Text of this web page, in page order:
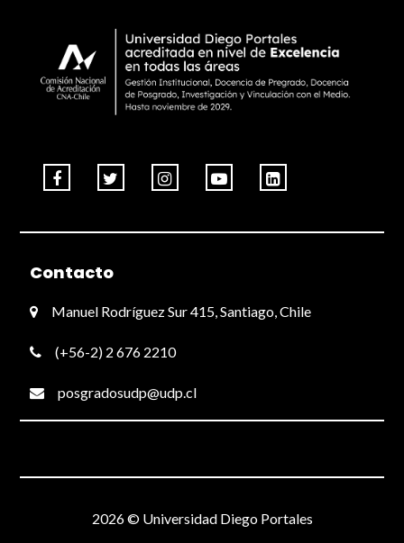
Contacto
Manuel Rodríguez Sur 415, Santiago, Chile
(+56-2) 2 676 2210
posgradosudp@udp.cl
2026 © Universidad Diego Portales